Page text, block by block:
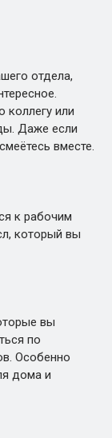
отдела,
коллегу или
Даже если
вместе.
к рабочим
который вы
вы
по
Особенно
дома и